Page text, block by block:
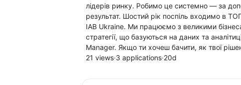
лідерів ринку. Робимо це системно — за
результат. Шостий рік поспіль входимо в
IAB Ukraine. Ми працюємо з великими
стратегії, що базуються на даних та
Manager. Якщо ти хочеш бачити, як твої
21 views·3 applications·20d